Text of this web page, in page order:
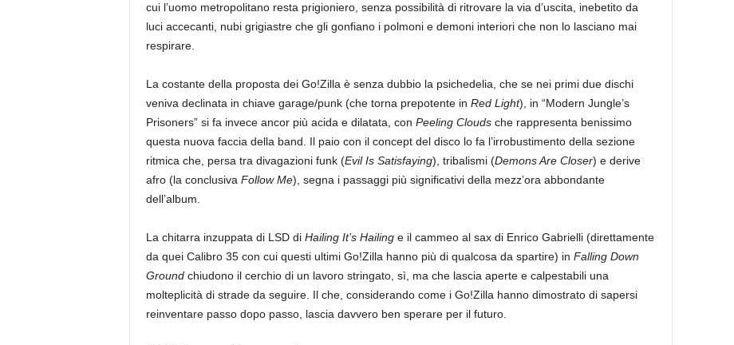
cui l’uomo metropolitano resta prigioniero, senza possibilità di ritrovare la via d’uscita, inebetito da
luci accecanti, nubi grigiastre che gli gonfiano i polmoni e demoni interiori che non lo lasciano mai
respirare.
La costante della proposta dei Go!Zilla è senza dubbio la psichedelia, che se nei primi due dischi
veniva declinata in chiave garage/punk (che torna prepotente in Red Light), in “Modern Jungle’s
Prisoners” si fa invece ancor più acida e dilatata, con Peeling Cloudsche rappresenta benissimo
questa nuova faccia della band. Il paio con il concept del disco lo fa l’irrobustimento della sezione
ritmica che, persa tra divagazioni funk (Evil Is Satisfaying), tribalismi (Demons Are Closer) e derive
afro (la conclusiva Follow Me), segna i passaggi più significativi della mezz’ora abbondante
dell’album.
La chitarra inzuppata di LSD di Hailing It’s Hailinge il cammeo al sax di Enrico Gabrielli (direttamente
da quei Calibro 35 con cui questi ultimi Go!Zilla hanno più di qualcosa da spartire) in Falling Down
Groundchiudono il cerchio di un lavoro stringato, sì, ma che lascia aperte e calpestabili una
molteplicità di strade da seguire. Il che, considerando come i Go!Zilla hanno dimostrato di sapersi
reinventare passo dopo passo, lascia davvero ben sperare per il futuro.